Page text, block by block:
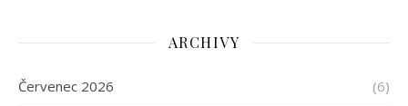
ARCHIVY
Červenec 2026 (6)